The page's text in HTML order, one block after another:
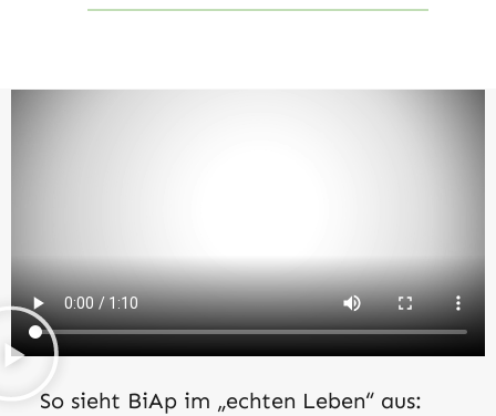
So sieht BiAp im „echten Leben“ aus: